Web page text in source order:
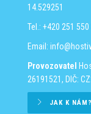
14.529251
Tel.: +420 251 550
Email:
Provozovatel
26191521, DIČ:
JAK K NÁM?